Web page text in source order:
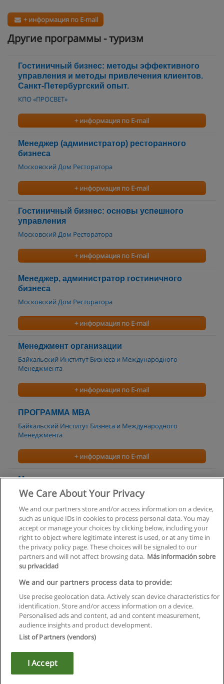
+ информация по E-mail
Другие программы - туризм
Гостиничный бизнес: методы эффективного
управления и методы привлечения клиентов.
Санкт-Петербургский опыт.
КПО «ПРОСВЕТ»
+ информация по E-mail
Менеджер (администратор) ресторанного
бизнеса
Московский Дом Ресторатора
+ информация по E-mail
Гостиничный бизнес: основы успешного
управления
Московский Дом Ресторатора
+ информация по E-mail
Менеджер, администратор гостиничного
бизнеса
Московский Дом Ресторатора
+ информация по E-mail
Менеджмент организации
Байкальский Институт Бизнеса и Международного
Менеджмента
+ информация по E-mail
ПРОГРАММА MBA
Байкальский Институт Бизнеса и Международного
Менеджмента
+ информация по E-mail
Менеджмент
Байкальский Институт Бизнеса и Международного
+ информация по E-mail
Правила пользования
Конфиденциальность информации
Напишите Educaedu
Copyright © Educaedu Business S.L. - CIF : B-95610580: -
We Care About Your Privacy
We and our partners store and/or access information on a device,
such as unique IDs in cookies to process personal data. You may
accept or manage your choices by clicking below, including your
right to object where legitimate interest is used, or at any time in
the privacy policy page. These choices will be signaled to our
partners and will not affect browsing data. Más información sobre
su privacidad
We and our partners process data to provide:
Use precise geolocation data. Actively scan device characteristics for
identification. Store and/or access information on a device.
Personalised ads and content, ad and content measurement,
audience insights and product development.
List of Partners (vendors)
I Accept